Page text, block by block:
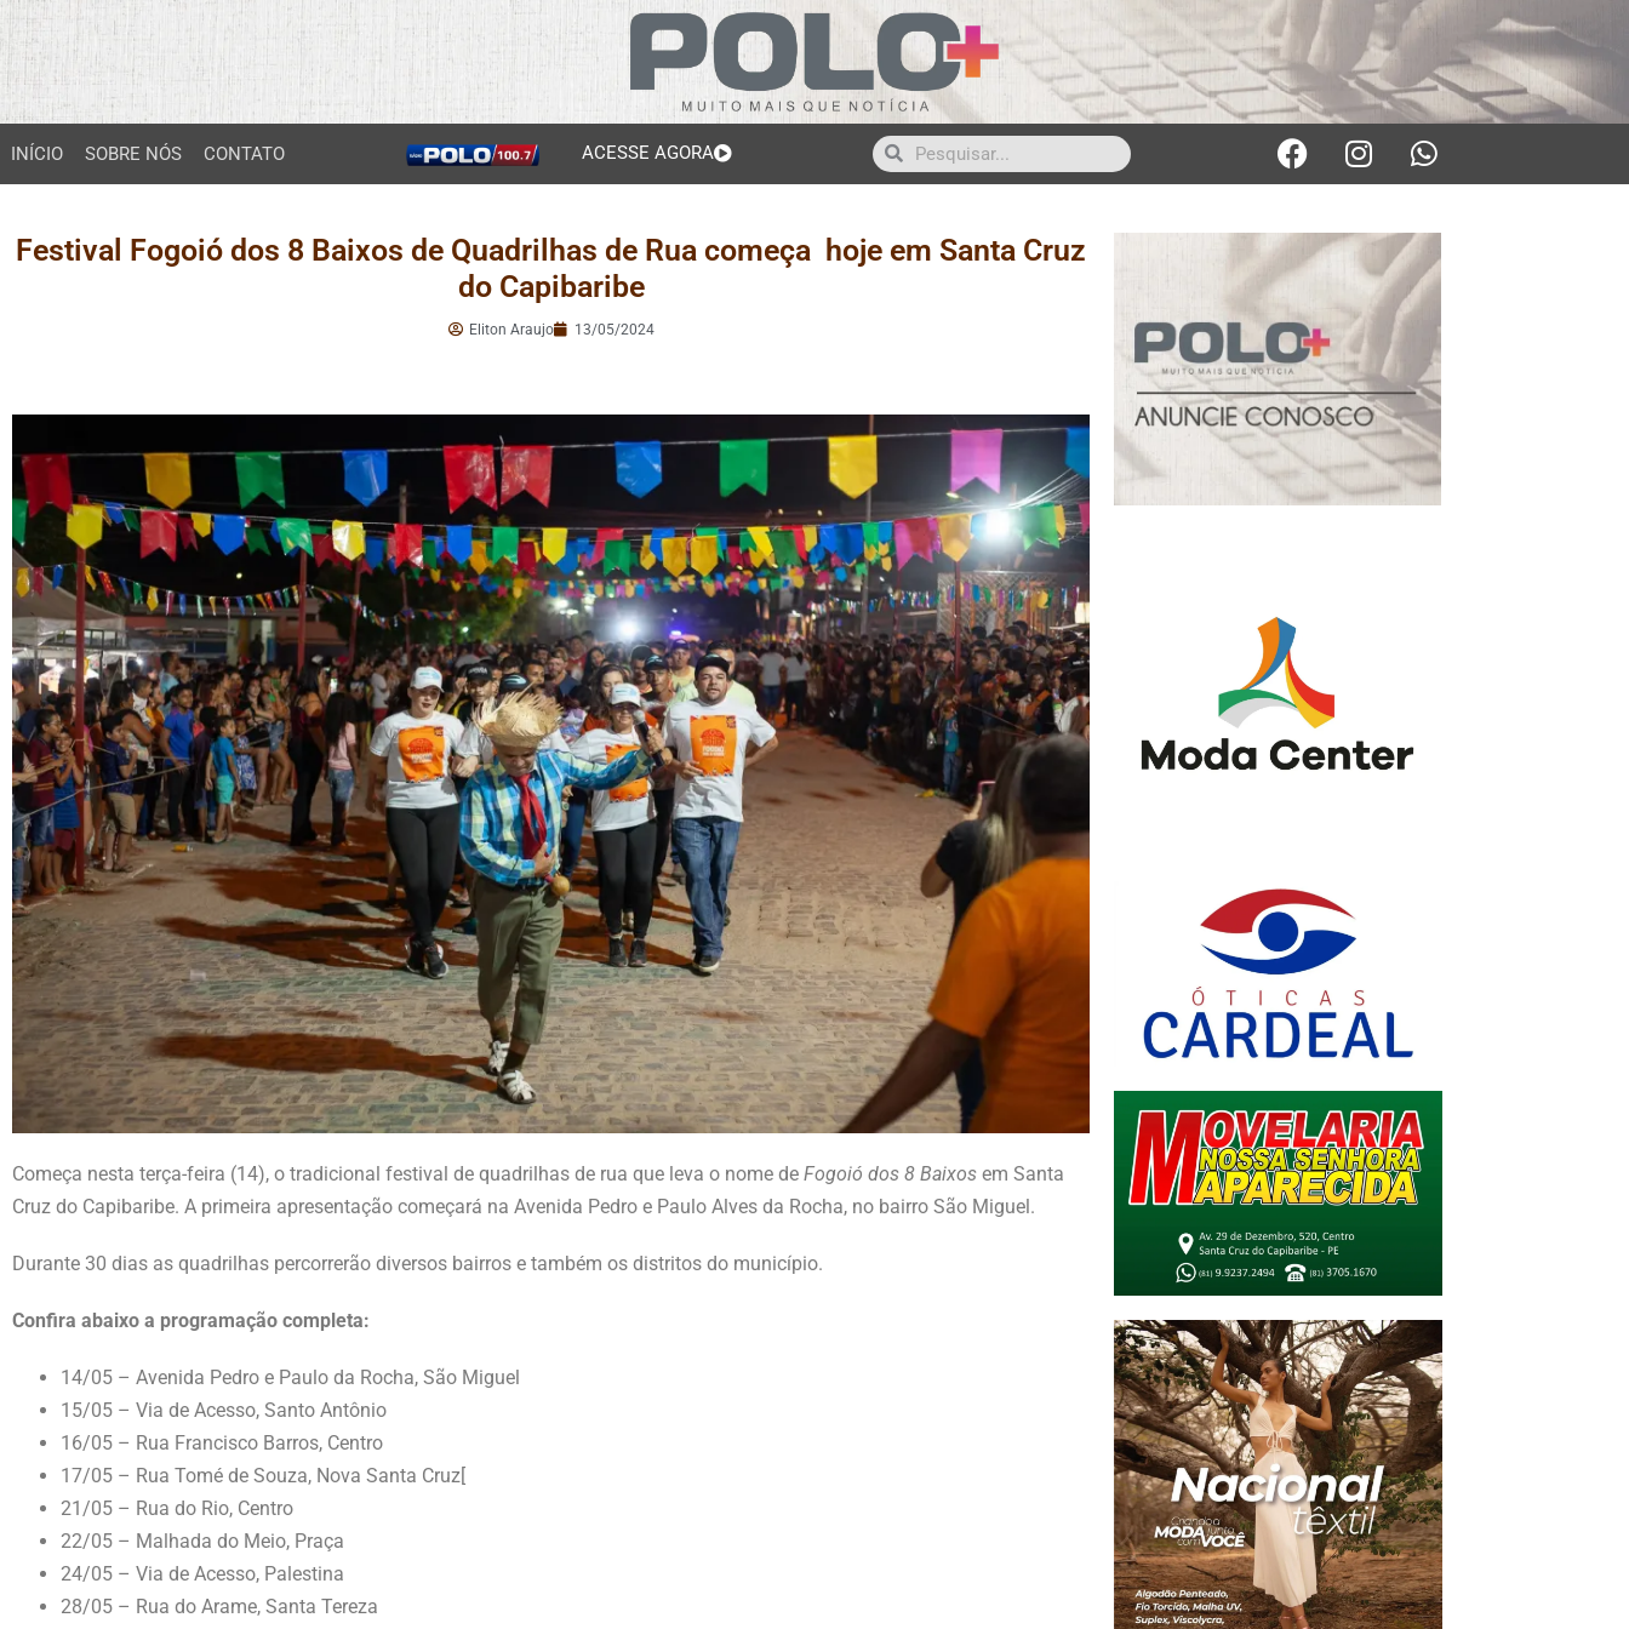
INÍCIO SOBRE NÓS CONTATO ACESSE AGORA
Festival Fogoió dos 8 Baixos de Quadrilhas de Rua começa hoje em Santa Cruz
do Capibaribe
Eliton Araujo 13/05/2024
Começa nesta terça-feira (14), o tradicional festival de quadrilhas de rua que leva o nome de Fogoió dos 8 Baixos em Santa
Cruz do Capibaribe. A primeira apresentação começará na Avenida Pedro e Paulo Alves da Rocha, no bairro São Miguel.
Durante 30 dias as quadrilhas percorrerão diversos bairros e também os distritos do município.
Confira abaixo a programação completa:
14/05 – Avenida Pedro e Paulo da Rocha, São Miguel
15/05 – Via de Acesso, Santo Antônio
16/05 – Rua Francisco Barros, Centro
17/05 – Rua Tomé de Souza, Nova Santa Cruz[
21/05 – Rua do Rio, Centro
22/05 – Malhada do Meio, Praça
24/05 – Via de Acesso, Palestina
28/05 – Rua do Arame, Santa Tereza